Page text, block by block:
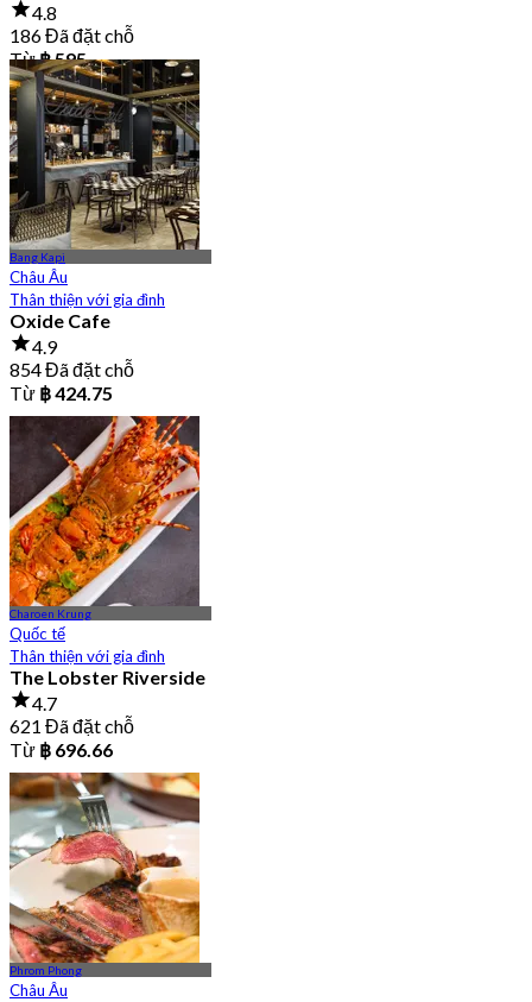
4.8
186 Đã đặt chỗ
Từ฿ 595
Bang Kapi
Châu Âu
Thân thiện với gia đình
Oxide Cafe
4.9
854 Đã đặt chỗ
Từ ฿ 424.75
Charoen Krung
Quốc tế
Thân thiện với gia đình
The Lobster Riverside
4.7
621 Đã đặt chỗ
Từ ฿ 696.66
Phrom Phong
Châu Âu